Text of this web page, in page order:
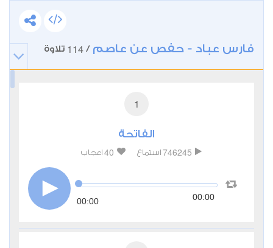
فارس عباد - حفص عن عاصم /
114 تلاوة
1
الفاتحة
746245 استماع 40 اعجاب
00:00 00:00